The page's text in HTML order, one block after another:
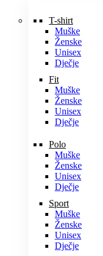
T-shirt
Muške
Ženske
Unisex
Dječje
Fit
Muške
Ženske
Unisex
Dječje
Polo
Muške
Ženske
Unisex
Dječje
Sport
Muške
Ženske
Unisex
Dječje